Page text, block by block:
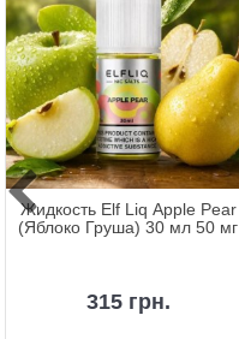
Жидкость Elf Liq Apple Pear
(Яблоко Груша) 30 мл 50 мг
315 грн.